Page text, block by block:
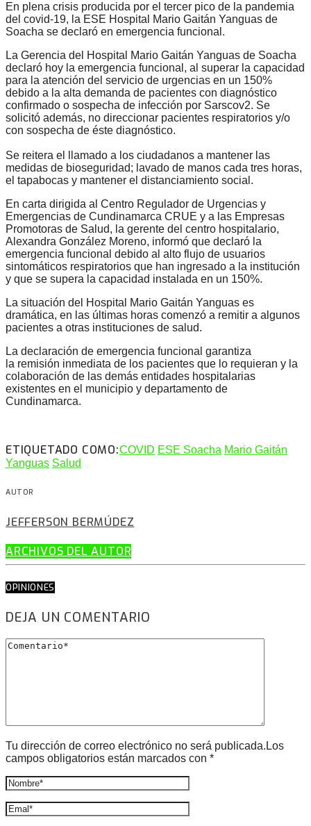
En plena crisis producida por el tercer pico de la pandemia
del covid-19, la ESE Hospital Mario Gaitán Yanguas de
Soacha se declaró en emergencia funcional.
La Gerencia del Hospital Mario Gaitán Yanguas de Soacha
declaró hoy la emergencia funcional, al superar la capacidad
para la atención del servicio de urgencias en un 150%
debido a la alta demanda de pacientes con diagnóstico
confirmado o sospecha de infección por Sarscov2. Se
solicitó además, no direccionar pacientes respiratorios y/o
con sospecha de éste diagnóstico.
Se reitera el llamado a los ciudadanos a mantener las
medidas de bioseguridad; lavado de manos cada tres horas,
el tapabocas y mantener el distanciamiento social.
En carta dirigida al Centro Regulador de Urgencias y
Emergencias de Cundinamarca CRUE y a las Empresas
Promotoras de Salud, la gerente del centro hospitalario,
Alexandra González Moreno, informó que declaró la
emergencia funcional debido al alto flujo de usuarios
sintomáticos respiratorios que han ingresado a la institución
y que se supera la capacidad instalada en un 150%.
La situación del Hospital Mario Gaitán Yanguas es
dramática, en las últimas horas comenzó a remitir a algunos
pacientes a otras instituciones de salud.
La declaración de emergencia funcional garantiza
la remisión inmediata de los pacientes que lo requieran y la
colaboración de las demás entidades hospitalarias
existentes en el municipio y departamento de
Cundinamarca.
ETIQUETADO COMO:COVID ESE Soacha Mario Gaitán
Yanguas Salud
AUTOR
JEFFERSON BERMÚDEZ
ARCHIVOS DEL AUTOR
OPINIONES
DEJA UN COMENTARIO
Tu dirección de correo electrónico no será publicada.Los
campos obligatorios están marcados con *